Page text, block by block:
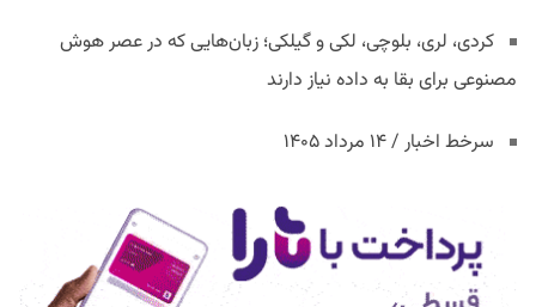
کردی، لری، بلوچی، لکی و گیلکی؛ زبان‌هایی که در عصر هوش
مصنوعی برای بقا به داده نیاز دارند
سرخط اخبار / ۱۴ مرداد ۱۴۰۵